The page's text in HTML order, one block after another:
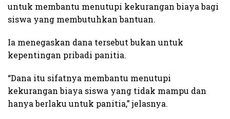
untuk membantu menutupi kekurangan biaya bagi
siswa yang membutuhkan bantuan.
Ia menegaskan dana tersebut bukan untuk
kepentingan pribadi panitia.
“Dana itu sifatnya membantu menutupi
kekurangan biaya siswa yang tidak mampu dan
hanya berlaku untuk panitia,” jelasnya.